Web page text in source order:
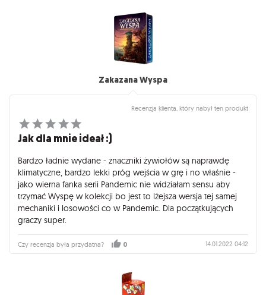
Zakazana Wyspa
Recenzja klienta, który nabył ten produkt
Jak dla mnie ideał :)
Bardzo ładnie wydane - znaczniki żywiołów są naprawdę
klimatyczne, bardzo lekki próg wejścia w grę i no właśnie -
jako wierna fanka serii Pandemic nie widziałam sensu aby
trzymać Wyspę w kolekcji bo jest to lżejsza wersja tej samej
mechaniki i losowości co w Pandemic. Dla początkujących
graczy super.
Czy recenzja była przydatna? 0 14.01.2022 04:12